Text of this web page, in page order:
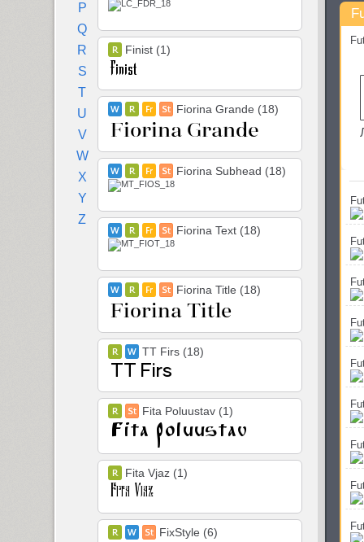
P
Q
R
S
T
U
V
W
X
Y
Z
Finist (1)
Fiorina Grande (18)
Fiorina Subhead (18)
Fiorina Text (18)
Fiorina Title (18)
TT Firs (18)
Fita Poluustav (1)
Fita Vjaz (1)
FixStyle (6)
по